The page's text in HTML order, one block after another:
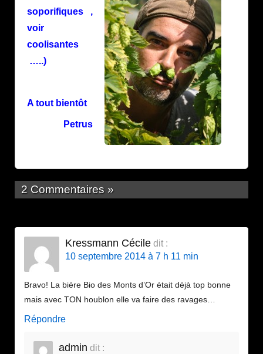
soporifiques ,
voir
coolisantes
…..)
A tout bientôt
Petrus
2 Commentaires »
Kressmann Cécile dit :
10 septembre 2014 à 7 h 11 min
Bravo! La bière Bio des Monts d’Or était déjà top bonne
mais avec TON houblon elle va faire des ravages…
Répondre
admin dit :